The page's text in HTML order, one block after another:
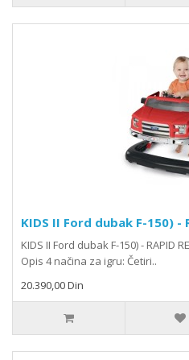
KIDS II Ford dubak F-150) -
KIDS II Ford dubak F-150) - RAPID
Opis 4 načina za igru: Četiri..
20.390,00 Din